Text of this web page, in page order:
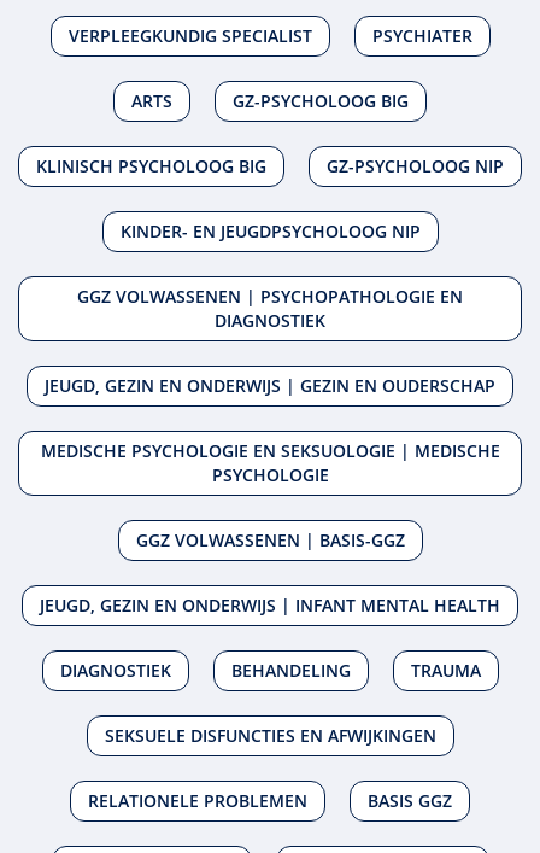
VERPLEEGKUNDIG SPECIALIST PSYCHIATER
ARTS GZ-PSYCHOLOOG BIG
KLINISCH PSYCHOLOOG BIG GZ-PSYCHOLOOG NIP
KINDER- EN JEUGDPSYCHOLOOG NIP
GGZ VOLWASSENEN | PSYCHOPATHOLOGIE EN
DIAGNOSTIEK
JEUGD, GEZIN EN ONDERWIJS | GEZIN EN OUDERSCHAP
MEDISCHE PSYCHOLOGIE EN SEKSUOLOGIE | MEDISCHE
PSYCHOLOGIE
GGZ VOLWASSENEN | BASIS-GGZ
JEUGD, GEZIN EN ONDERWIJS | INFANT MENTAL HEALTH
DIAGNOSTIEK BEHANDELING TRAUMA
SEKSUELE DISFUNCTIES EN AFWIJKINGEN
RELATIONELE PROBLEMEN BASIS GGZ